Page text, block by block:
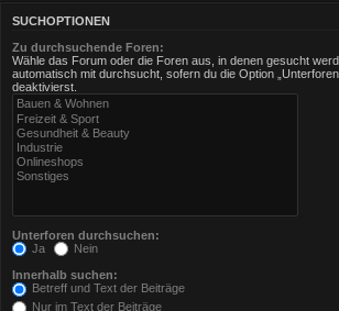
SUCHOPTIONEN
Zu durchsuchende Foren:
Wähle das Forum oder die Foren aus, in denen gesucht
automatisch mit durchsucht, sofern du die Option
deaktivierst.
Unterforen durchsuchen:
Ja
Nein
Innerhalb suchen:
Betreff und Text der Beiträge
Nur im Text der Beiträge